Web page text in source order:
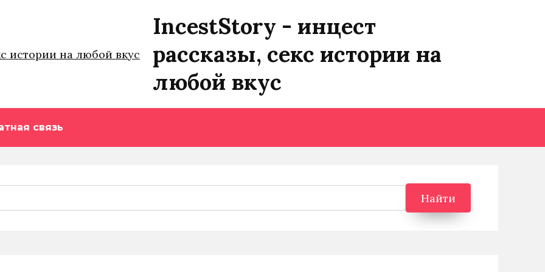
IncestStory - инцест
рассказы, секс истории на
любой вкус
связь
Найти